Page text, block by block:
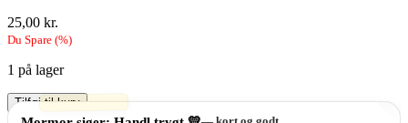
25,00 kr.
Du Spare (%)
1 på lager
Paladset
i
Tilføj til kurv